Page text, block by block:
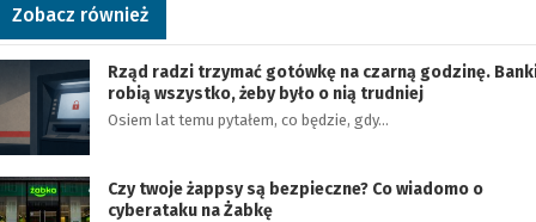
Zobacz również
Rząd radzi trzymać gotówkę na czarną godzinę.
robią wszystko, żeby było o nią trudniej
Osiem lat temu pytałem, co będzie, gdy…
Czy twoje żappsy są bezpieczne? Co wiadomo o
cyberataku na Żabkę